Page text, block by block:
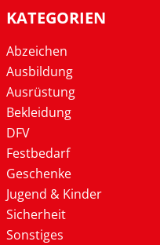
KATEGORIEN
Abzeichen
Ausbildung
Ausrüstung
Bekleidung
DFV
Festbedarf
Geschenke
Jugend & Kinder
Sicherheit
Sonstiges